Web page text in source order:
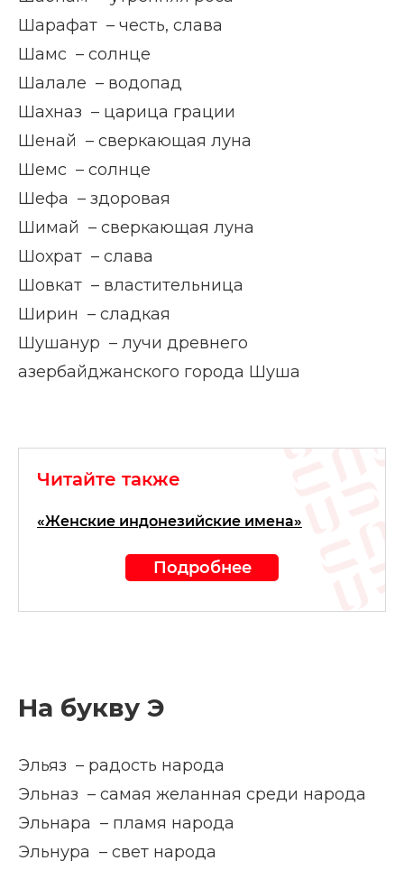
Шарафат – честь, слава
Шамс – солнце
Шалале – водопад
Шахназ – царица грации
Шенай – сверкающая луна
Шемс – солнце
Шефа – здоровая
Шимай – сверкающая луна
Шохрат – слава
Шовкат – властительница
Ширин – сладкая
Шушанур – лучи древнего
азербайджанского города Шуша
Читайте также
«Женские индонезийские имена»
Подробнее
На букву Э
Эльяз – радость народа
Эльназ – самая желанная среди народа
Эльнара – пламя народа
Эльнура – свет народа